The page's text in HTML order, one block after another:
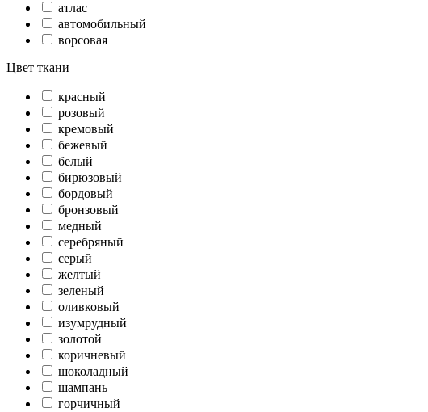
атлас
автомобильный
ворсовая
Цвет ткани
красный
розовый
кремовый
бежевый
белый
бирюзовый
бордовый
бронзовый
медный
серебряный
серый
желтый
зеленый
оливковый
изумрудный
золотой
коричневый
шоколадный
шампань
горчичный